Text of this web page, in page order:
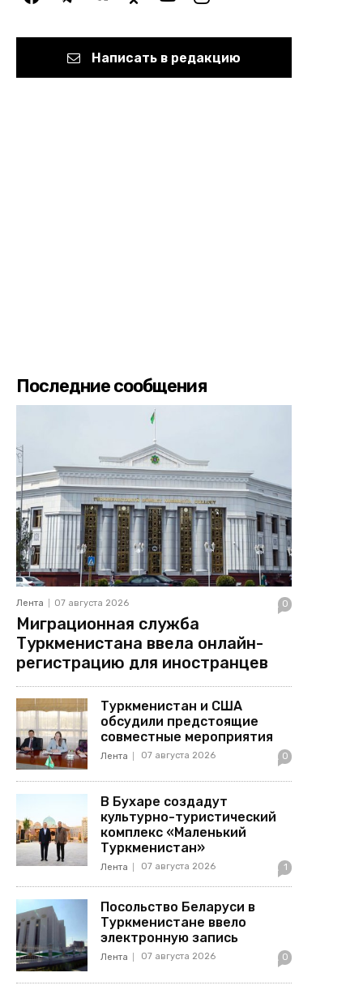
Написать в редакцию
Последние сообщения
Лента 07 августа 2026 0
Миграционная служба
Туркменистана ввела онлайн-
регистрацию для иностранцев
Туркменистан и США
обсудили предстоящие
совместные мероприятия
Лента 07 августа 2026 0
В Бухаре создадут
культурно-туристический
комплекс «Маленький
Туркменистан»
Лента 07 августа 2026 1
Посольство Беларуси в
Туркменистане ввело
электронную запись
Лента 07 августа 2026 0